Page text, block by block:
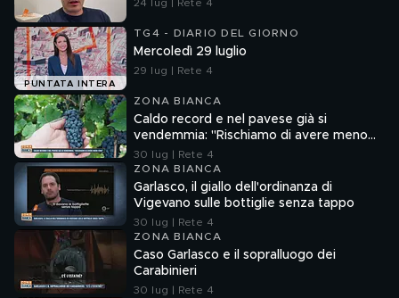
24 lug | Rete 4
PUNTATA INTERA
TG4 - DIARIO DEL GIORNO
Mercoledì 29 luglio
29 lug | Rete 4
ZONA BIANCA
Caldo record e nel pavese già si
vendemmia: "Rischiamo di avere meno
vino"
30 lug | Rete 4
ZONA BIANCA
Garlasco, il giallo dell'ordinanza di
Vigevano sulle bottiglie senza tappo
30 lug | Rete 4
ZONA BIANCA
Caso Garlasco e il sopralluogo dei
Carabinieri
30 lug | Rete 4